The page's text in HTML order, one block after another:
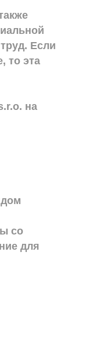
Если
то эта
на
со
для